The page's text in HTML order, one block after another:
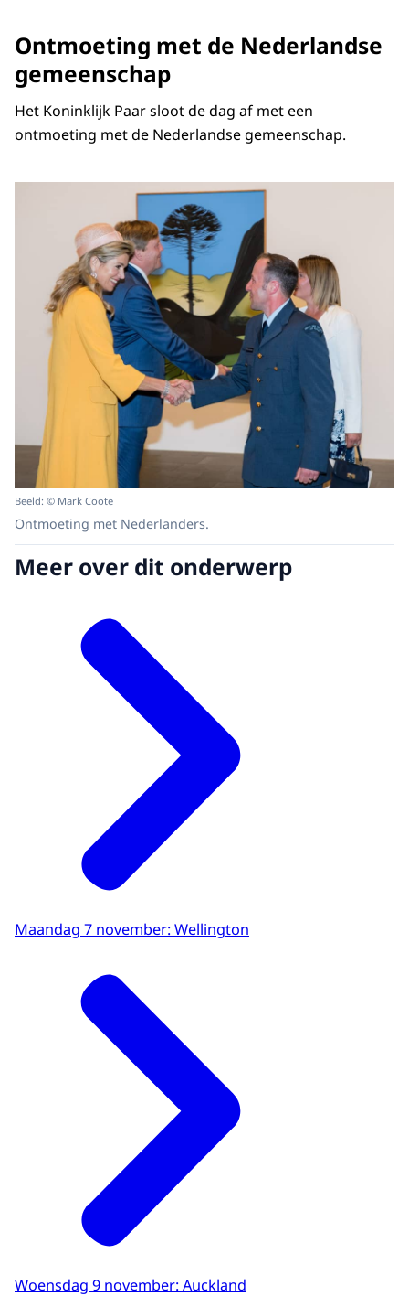
Ontmoeting met de Nederlandse
gemeenschap
Het Koninklijk Paar sloot de dag af met een
ontmoeting met de Nederlandse gemeenschap.
Beeld: © Mark Coote
Ontmoeting met Nederlanders.
Meer over dit onderwerp
Maandag 7 november: Wellington
Woensdag 9 november: Auckland